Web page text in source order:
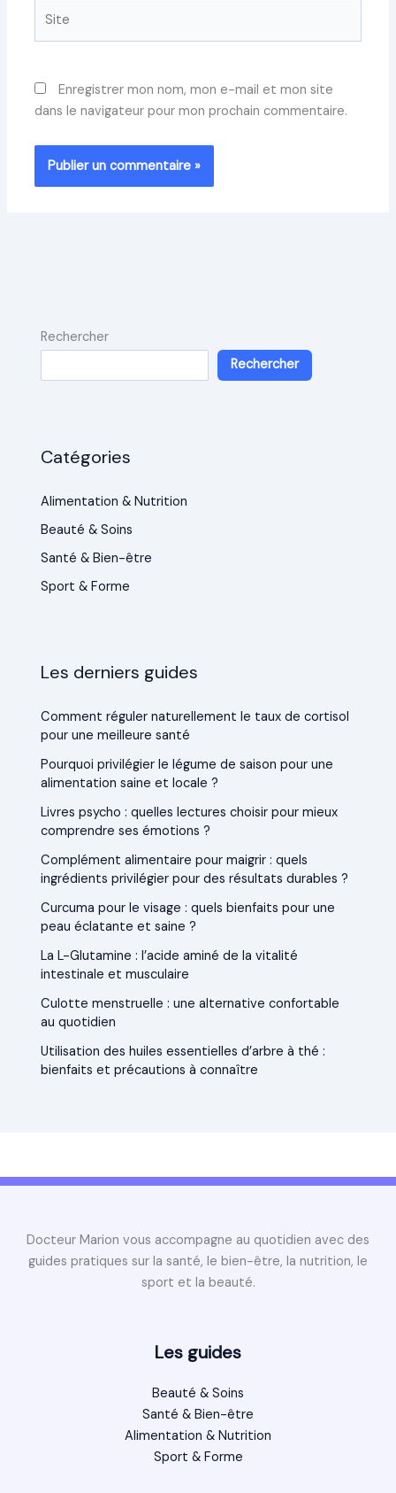
Enregistrer mon nom, mon e-mail et mon site
dans le navigateur pour mon prochain commentaire.
Rechercher
Rechercher
Catégories
Alimentation & Nutrition
Beauté & Soins
Santé & Bien-être
Sport & Forme
Les derniers guides
Comment réguler naturellement le taux de cortisol
pour une meilleure santé
Pourquoi privilégier le légume de saison pour une
alimentation saine et locale ?
Livres psycho : quelles lectures choisir pour mieux
comprendre ses émotions ?
Complément alimentaire pour maigrir : quels
ingrédients privilégier pour des résultats durables ?
Curcuma pour le visage : quels bienfaits pour une
peau éclatante et saine ?
La L-Glutamine : l’acide aminé de la vitalité
intestinale et musculaire
Culotte menstruelle : une alternative confortable
au quotidien
Utilisation des huiles essentielles d’arbre à thé :
bienfaits et précautions à connaître
Docteur Marion vous accompagne au quotidien avec des
guides pratiques sur la santé, le bien-être, la nutrition, le
sport et la beauté.
Les guides
Beauté & Soins
Santé & Bien-être
Alimentation & Nutrition
Sport & Forme